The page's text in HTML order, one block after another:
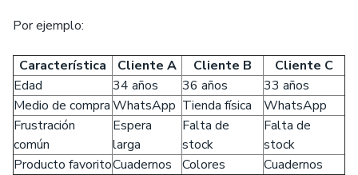
Por ejemplo:
Característica Cliente A Cliente B
Cliente C
Edad
34 años 36 años
33 años
Medio de compraWhatsApp Tienda física
WhatsApp
Frustración
común
Espera
larga
Falta de
stock
Falta de
stock
Producto favoritoCuadernos Colores
Cuadernos